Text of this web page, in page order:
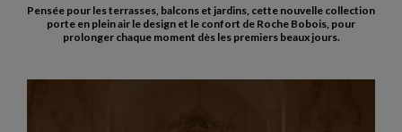
Pensée pour les terrasses, balcons et jardins, cette nouvelle collection
porte en plein air le design et le confort de Roche Bobois, pour
prolonger chaque moment dès les premiers beaux jours.